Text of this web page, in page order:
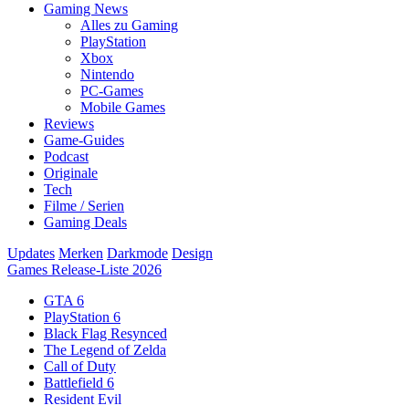
Gaming News
Alles zu Gaming
PlayStation
Xbox
Nintendo
PC-Games
Mobile Games
Reviews
Game-Guides
Podcast
Originale
Tech
Filme / Serien
Gaming Deals
Updates Merken Darkmode Design
Games Release-Liste 2026
GTA 6
PlayStation 6
Black Flag Resynced
The Legend of Zelda
Call of Duty
Battlefield 6
Resident Evil